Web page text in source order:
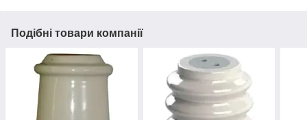
Подібні товари компанії